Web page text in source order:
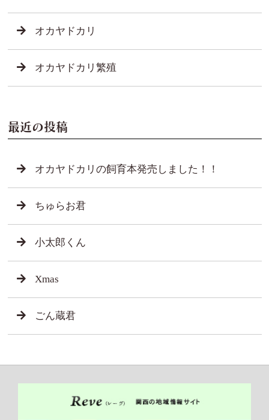
オカヤドカリ
オカヤドカリ繁殖
最近の投稿
オカヤドカリの飼育本発売しました！！
ちゅらお君
小太郎くん
Xmas
ごん蔵君